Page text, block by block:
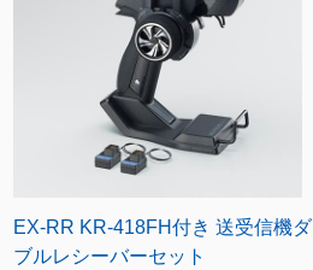
EX-RR KR-418FH付き 送受信機ダ
ブルレシーバーセット